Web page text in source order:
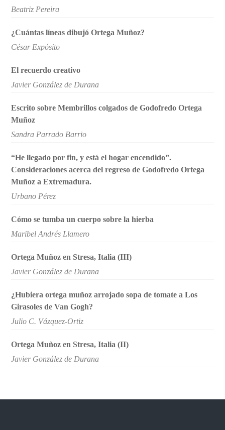
Beatriz Pereira
¿Cuántas líneas dibujó Ortega Muñoz?
César Expósito
El recuerdo creativo
Javier González de Durana
Escrito sobre Membrillos colgados de Godofredo Ortega
Muñoz
Sandra Parrado Barrio
“He llegado por fin, y está el hogar encendido”.
Consideraciones acerca del regreso de Godofredo Ortega
Muñoz a Extremadura.
Urbano Pérez
Cómo se tumba un cuerpo sobre la hierba
Maribel Andrés Llamero
Ortega Muñoz en Stresa, Italia (III)
Javier González de Durana
¿Hubiera ortega muñoz arrojado sopa de tomate a Los
Girasoles de Van Gogh?
Julio C. Vázquez-Ortiz
Ortega Muñoz en Stresa, Italia (II)
Javier González de Durana